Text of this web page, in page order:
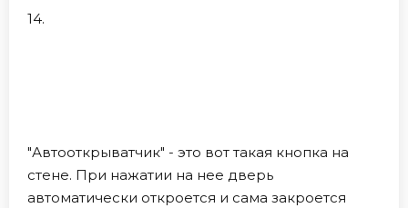
14.
"Автооткрыватчик" - это вот такая кнопка на
стене. При нажатии на нее дверь
автоматически откроется и сама закроется